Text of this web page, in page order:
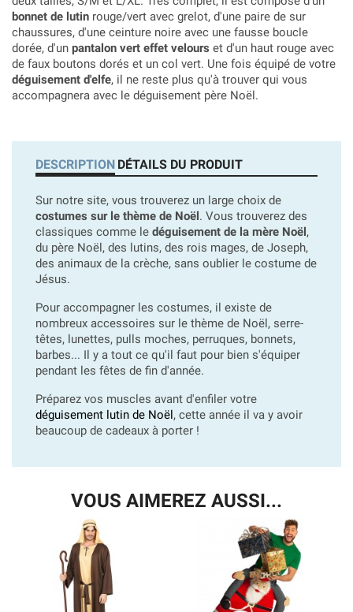
bonnet de lutin rouge/vert avec grelot, d'une paire de sur
chaussures, d'une ceinture noire avec une fausse boucle
dorée, d'un pantalon vert effet velours et d'un haut rouge avec
de faux boutons dorés et un col vert. Une fois équipé de votre
déguisement d'elfe, il ne reste plus qu'à trouver qui vous
accompagnera avec le déguisement père Noël.
DESCRIPTION DÉTAILS DU PRODUIT
Sur notre site, vous trouverez un large choix de
costumes sur le thème de Noël. Vous trouverez des
classiques comme le déguisement de la mère Noël,
du père Noël, des lutins, des rois mages, de Joseph,
des animaux de la crèche, sans oublier le costume de
Jésus.
Pour accompagner les costumes, il existe de
nombreux accessoires sur le thème de Noël, serre-
têtes, lunettes, pulls moches, perruques, bonnets,
barbes... Il y a tout ce qu'il faut pour bien s'équiper
pendant les fêtes de fin d'année.
Préparez vos muscles avant d'enfiler votre
déguisement lutin de Noël, cette année il va y avoir
beaucoup de cadeaux à porter !
VOUS AIMEREZ AUSSI...